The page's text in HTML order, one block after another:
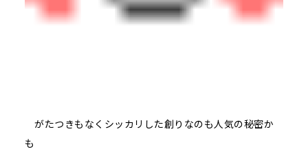
がたつきもなくシッカリした創りなのも人気の秘密か
も